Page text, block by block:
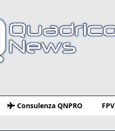
Consulenza QNPRO FPV